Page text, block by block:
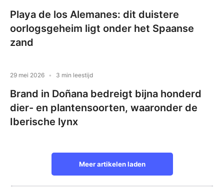
Playa de los Alemanes: dit duistere
oorlogsgeheim ligt onder het Spaanse
zand
29 mei 2026 3 min leestijd
Brand in Doñana bedreigt bijna honderd
dier- en plantensoorten, waaronder de
Iberische lynx
Meer artikelen laden